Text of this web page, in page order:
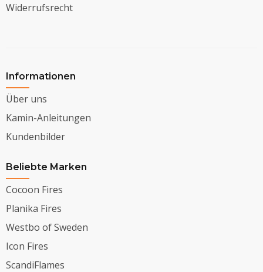
Widerrufsrecht
Informationen
Über uns
Kamin-Anleitungen
Kundenbilder
Beliebte Marken
Cocoon Fires
Planika Fires
Westbo of Sweden
Icon Fires
ScandiFlames